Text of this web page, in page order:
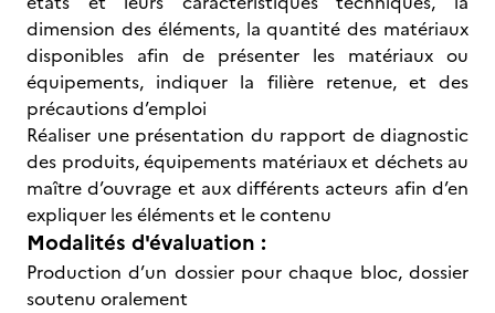
dimension des éléments, la quantité des matériaux
disponibles afin de présenter les matériaux ou
équipements, indiquer la filière retenue, et des
précautions d’emploi
Réaliser une présentation du rapport de diagnostic
des produits, équipements matériaux et déchets au
maître d’ouvrage et aux différents acteurs afin d’en
expliquer les éléments et le contenu
Modalités d'évaluation :
Production d’un dossier pour chaque bloc, dossier
soutenu oralement